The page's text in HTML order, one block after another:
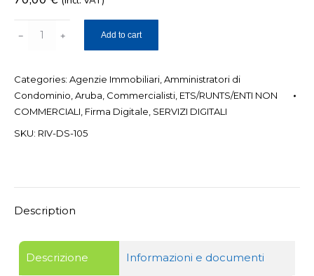
Smart
Digitale
chiavetta
Add to cart
Categories: Agenzie Immobiliari Amministratori di
Condominio Aruba Commercialisti ETS/RUNTS/ENTI NON
COMMERCIALI Firma Digitale SERVIZI DIGITALI
SKU: RIV-DS-105
Description
Descrizione Informazioni e documenti